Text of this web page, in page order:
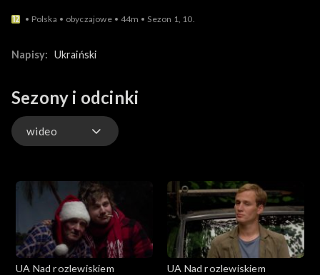
Polska obyczajowe 44m Sezon 1, 10.
Napisy: Ukraiński
Sezony i odcinki
wideo
UA Nad rozlewiskiem
UA Nad rozlewiskiem